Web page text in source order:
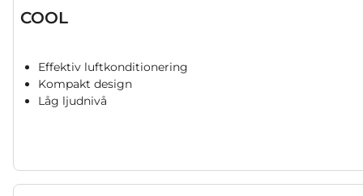
COOL
Effektiv luftkonditionering
Kompakt design
Låg ljudnivå